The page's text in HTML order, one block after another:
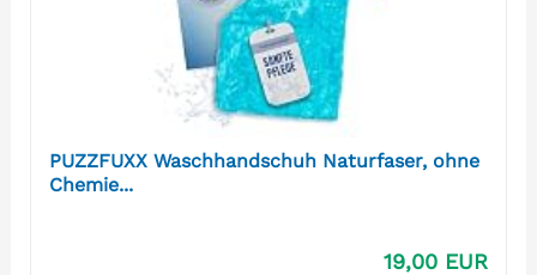
PUZZFUXX Waschhandschuh Naturfaser, ohne
Chemie...
19,00 EUR